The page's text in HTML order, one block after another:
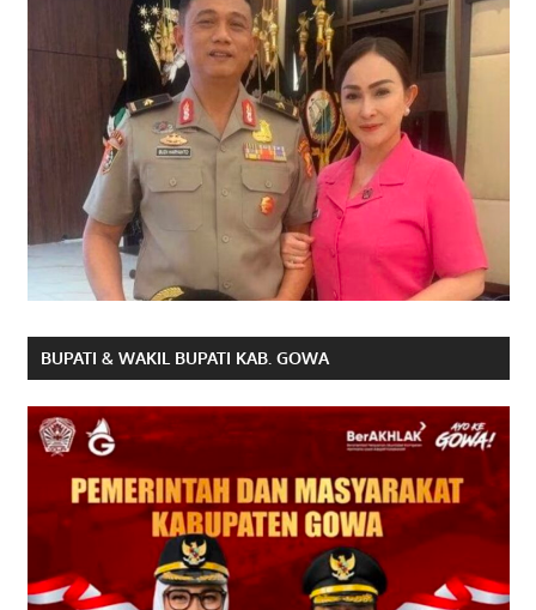
BUPATI & WAKIL BUPATI KAB. GOWA